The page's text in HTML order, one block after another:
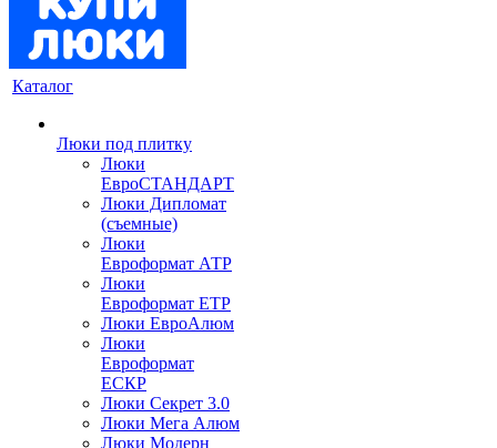
Каталог
Люки под плитку
Люки
ЕвроСТАНДАРТ
Люки Дипломат
(съемные)
Люки
Евроформат АТР
Люки
Евроформат ЕТР
Люки ЕвроАлюм
Люки
Евроформат
ЕСКР
Люки Секрет 3.0
Люки Мега Алюм
Люки Модерн